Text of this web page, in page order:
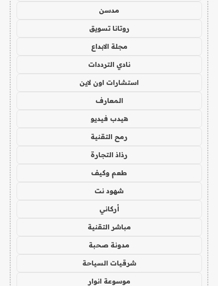
مدسن
روتانا تسويق
مجلة الابداع
نادي الترددات
استشارات اون لاين
المعارف
هيدب فيديو
رمح التقنية
رذاذ التجارة
طعم وكيف
شهود نت
أركاني
مباشر التقنية
مدونة صحبة
شرقيات السياحة
موسوعة انوار